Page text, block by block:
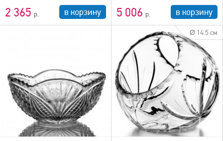
2 365 в корзину 5 006 в корзину
Ø 14.5 см
быстрый просмотр